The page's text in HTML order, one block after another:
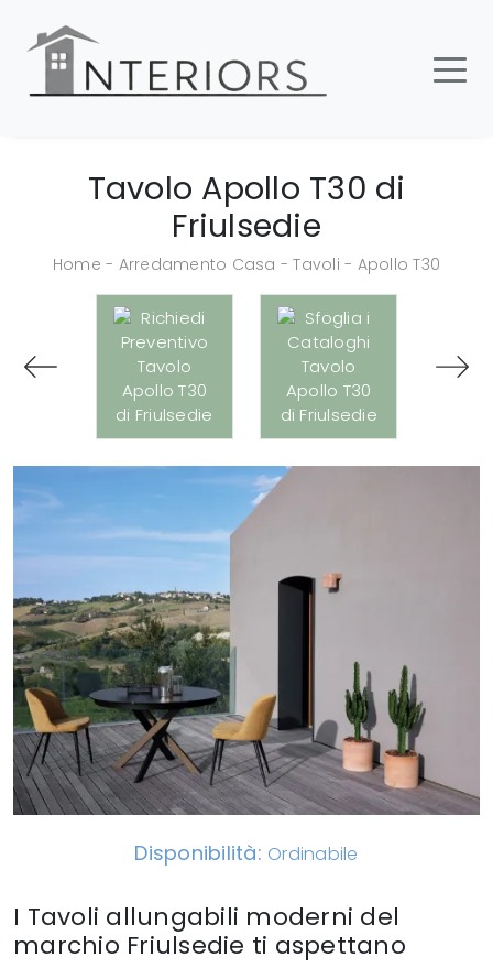
Tavolo Apollo T30 di
Friulsedie
Home - Arredamento Casa -Tavoli - Apollo T30
Disponibilità: Ordinabile
I Tavoli allungabili moderni del
marchio Friulsedie ti aspettano